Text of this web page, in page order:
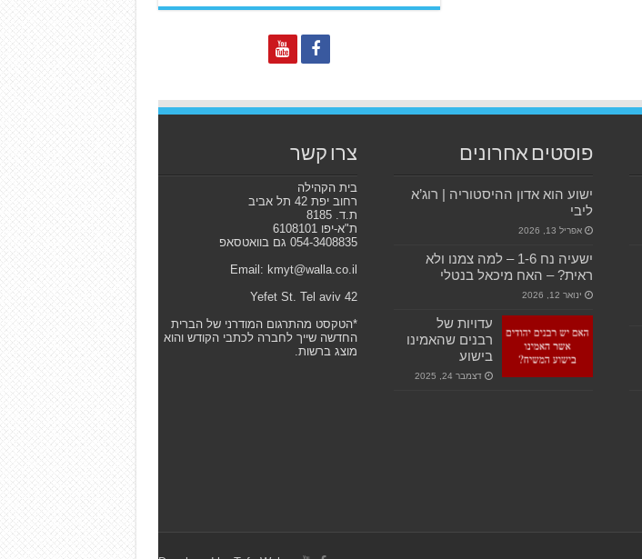
פוסטים אחרונים
ישוע הוא אדון ההיסטוריה | רוג’א
ליבי
אפריל 13, 2026
ישעיה נח 1-6 – למה צמנו ולא
ראית? – האח מיכאל בנטלי
ינואר 12, 2026
עדויות של
רבנים שהאמינו
בישוע
דצמבר 24, 2025
צרו קשר
בית הקהילה
רחוב יפת 42 תל אביב
ת.ד. 8185
ת"א-יפו 6108101
054-3408835 גם בוואטסאפ
Email: kmyt@walla.co.il
42 Yefet St. Tel aviv
*הטקסט מהתרגום המודרני של הברית
החדשה שייך לחברה לכתבי הקודש והוא
מוצג ברשות.